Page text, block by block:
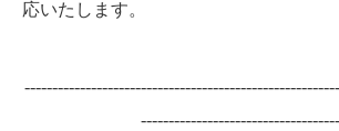
応いたします。